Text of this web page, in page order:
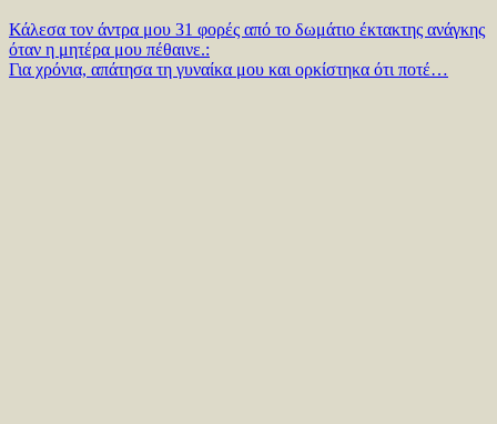
Κάλεσα τον άντρα μου 31 φορές από το δωμάτιο έκτακτης ανάγκης
όταν η μητέρα μου πέθαινε.:
Για χρόνια, απάτησα τη γυναίκα μου και ορκίστηκα ότι ποτέ…